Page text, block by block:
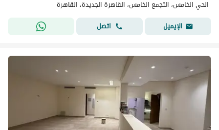
الحي الخامس، التجمع الخامس، القاهرة الجديدة، القاهرة
الإيميل
اتصل